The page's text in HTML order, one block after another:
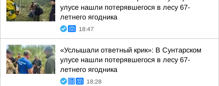
улусе нашли потерявшегося в лесу 67-
летнего ягодника
18:47
«Услышали ответный крик»: В Сунтарском
улусе нашли потерявшегося в лесу 67-
летнего ягодника
18:28